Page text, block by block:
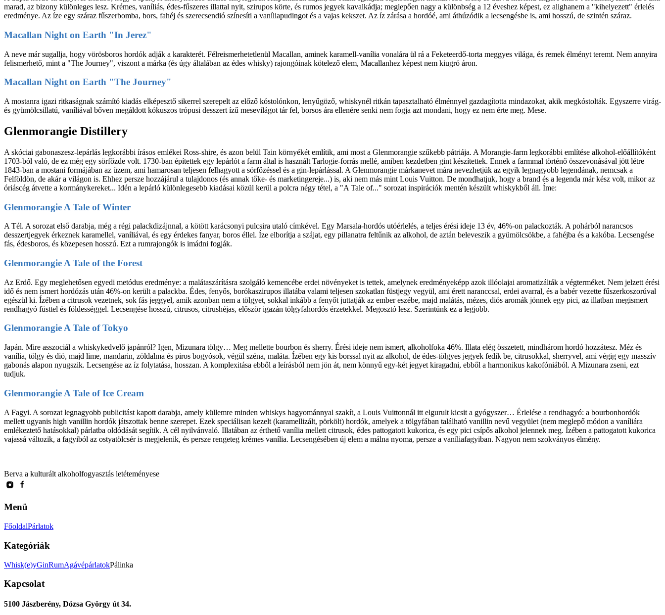
marad, az bizony különleges lesz. Krémes, vaníliás, édes-fűszeres illattal nyit, szirupos körte, és rumos jegyek kavalkádja; meglepően nagy a különbség a 12 éveshez képest, ez alighanem a "kihelyezett" érlelés
eredménye. Az íze egy száraz fűszerbomba, bors, fahéj és szerecsendió színesíti a vaníliapudingot és a vajas kekszet. Az íz zárása a hordóé, ami áthúzódik a lecsengésbe is, ami hosszú, de szintén száraz.
Macallan Night on Earth "In Jerez"
A neve már sugallja, hogy vörösboros hordók adják a karakterét. Félreismerhetetlenül Macallan, aminek karamell-vanília vonalára ül rá a Feketeerdő-torta meggyes világa, és remek élményt teremt. Nem annyira
felismerhető, mint a "The Journey", viszont a márka (és úgy általában az édes whisky) rajongóinak kötelező elem, Macallanhez képest nem kiugró áron.
Macallan Night on Earth "The Journey"
A mostanra igazi ritkaságnak számító kiadás elképesztő sikerrel szerepelt az előző kóstolónkon, lenyűgöző, whiskynél ritkán tapasztalható élménnyel gazdagította mindazokat, akik megkóstolták. Egyszerre virág-
és gyümölcsillatú, vaníliával bőven megáldott kókuszos trópusi desszert ízű mesevilágot tár fel, borsos ára ellenére senki nem fogja azt mondani, hogy ez nem érte meg. Mese.
Glenmorangie Distillery
A skóciai gabonaszesz-lepárlás legkorábbi írásos emlékei Ross-shire, és azon belül Tain környékét említik, ami most a Glenmorangie szűkebb pátriája. A Morangie-farm legkorábbi említése alkohol-előállítóként
1703-ból való, de ez még egy sörfőzde volt. 1730-ban építettek egy lepárlót a farm által is használt Tarlogie-forrás mellé, amiben kezdetben gint készítettek. Ennek a farmmal történő összevonásával jött létre
1843-ban a mostani formájában az üzem, ami hamarosan teljesen felhagyott a sörfőzéssel és a gin-lepárlással. A Glenmorangie márkanevet mára nevezhetjük az egyik legnagyobb legendának, nemcsak a
Felföldön, de akár a világon is. Ehhez persze hozzájárul a tulajdonos (és annak tőke- és marketingereje...) is, aki nem más mint Louis Vuitton. De mondhatjuk, hogy a brand és a legenda már kész volt, mikor az
óriáscég átvette a kormánykereket... Idén a lepárló különlegesebb kiadásai közül kerül a polcra négy tétel, a "A Tale of..." sorozat inspirációk mentén készült whiskykből áll. Íme:
Glenmorangie A Tale of Winter
A Tél. A sorozat első darabja, még a régi palackdizájnnal, a kötött karácsonyi pulcsira utaló címkével. Egy Marsala-hordós utóérlelés, a teljes érési ideje 13 év, 46%-on palackozták. A pohárból narancsos
desszertjegyek érkeznek karamellel, vaníliával, és egy érdekes fanyar, boros éllel. Íze elborítja a szájat, egy pillanatra feltűnik az alkohol, de aztán beleveszik a gyümölcsökbe, a fahéjba és a kakóba. Lecsengése
fás, édesboros, és közepesen hosszú. Ezt a rumrajongók is imádni fogják.
Glenmorangie A Tale of the Forest
Az Erdő. Egy meglehetősen egyedi metódus eredménye: a malátaszárításra szolgáló kemencébe erdei növényeket is tettek, amelynek eredményeképp azok illóolajai aromatizálták a végterméket. Nem jelzett érési
idő és nem ismert hordózás után 46%-on került a palackba. Édes, fenyős, borókaszirupos illatába valami teljesen szokatlan füstjegy vegyül, ami érett naranccsal, erdei avarral, és a babér vezette fűszerkoszorúval
egészül ki. Ízében a citrusok vezetnek, sok fás jeggyel, amik azonban nem a tölgyet, sokkal inkább a fenyőt juttatják az ember eszébe, majd malátás, mézes, diós aromák jönnek egy pici, az illatban megismert
rendhagyó füsttel és földességgel. Lecsengése hosszú, citrusos, citrushéjas, először igazán tölgyfahordós érzetekkel. Megosztó lesz. Szerintünk ez a legjobb.
Glenmorangie A Tale of Tokyo
Japán. Mire asszociál a whiskykedvelő japánról? Igen, Mizunara tölgy… Meg mellette bourbon és sherry. Érési ideje nem ismert, alkoholfoka 46%. Illata elég összetett, mindhárom hordó hozzátesz. Méz és
vanília, tölgy és dió, majd lime, mandarin, zöldalma és piros bogyósok, végül széna, maláta. Ízében egy kis borssal nyit az alkohol, de édes-tölgyes jegyek fedik be, citrusokkal, sherryvel, ami végig egy masszív
gabonás alapon nyugszik. Lecsengése az íz folytatása, hosszan. A komplexitása ebből a leírásból nem jön át, nem könnyű egy-két jegyet kiragadni, ebből a harmonikus kakofóniából. A Mizunara zseni, ezt
tudjuk.
Glenmorangie A Tale of Ice Cream
A Fagyi. A sorozat legnagyobb publicitást kapott darabja, amely küllemre minden whiskys hagyománnyal szakít, a Louis Vuittonnál itt elgurult kicsit a gyógyszer… Érlelése a rendhagyó: a bourbonhordók
mellett ugyanis high vanillin hordók játszottak benne szerepet. Ezek speciálisan kezelt (karamellizált, pörkölt) hordók, amelyek a tölgyfában található vanillin nevű vegyület (nem meglepő módon a vaníliára
emlékeztető hatásokkal) párlatba oldódását segítik. A cél nyilvánvaló. Illatában az érthető vanília mellett citrusok, édes pattogatott kukorica, és egy pici csípős alkohol jelennek meg. Ízében a pattogatott kukorica
vajassá változik, a fagyiból az ostyatölcsér is megjelenik, és persze rengeteg krémes vanília. Lecsengésében új elem a málna nyoma, persze a vaníliafagyiban. Nagyon nem szokványos élmény.
Berva a kulturált alkoholfogyasztás letéteményese
Menü
FőoldalPárlatok
Kategóriák
Whisk(e)yGinRumAgávépárlatokPálinka
Kapcsolat
5100 Jászberény, Dózsa György út 34.